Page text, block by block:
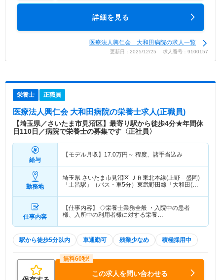
詳細を見る
医療法人興仁会 大和田病院の求人一覧
更新日：2025/12/25 求人番号：9100157
栄養士 正職員
医療法人興仁会 大和田病院の栄養士求人(正職員)
【埼玉県／さいたま市見沼区】最寄り駅から徒歩4分★年間休
日110日／病院で栄養士の募集です〈正社員〉
給与
【モデル月収】 17.0万円～ 程度、諸手当込み
勤務地
埼玉県 さいたま市見沼区 ＪＲ東北本線(上野－盛岡)
「土呂駅」（バス・車5分）東武野田線「大和田(埼
仕事内容
【仕事内容】 ◇栄養士業務全般 ・入院中の患者
様、入所中の利用者様に対する栄養…
駅から徒歩5分以内 車通勤可 残業少なめ 積極採用中
この求人を問い合わせる